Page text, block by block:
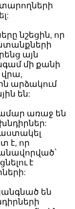
նշեցին, որ
այն
մի քանի
վրա,
արձակում
են:
առաջ են
է, որ
է
են